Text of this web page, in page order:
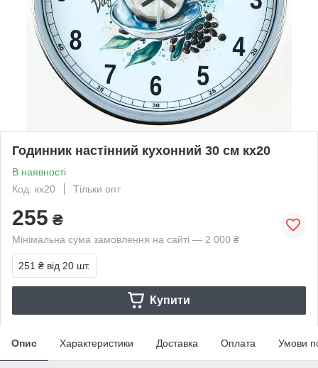
Годинник настінний кухонний 30 см кх20
В наявності
Код: кх20
Тільки опт
255 ₴
Мінімальна сума замовлення на сайті — 2 000 ₴
251 ₴ від 20 шт.
Купити
Опис Характеристики Доставка Оплата Умови